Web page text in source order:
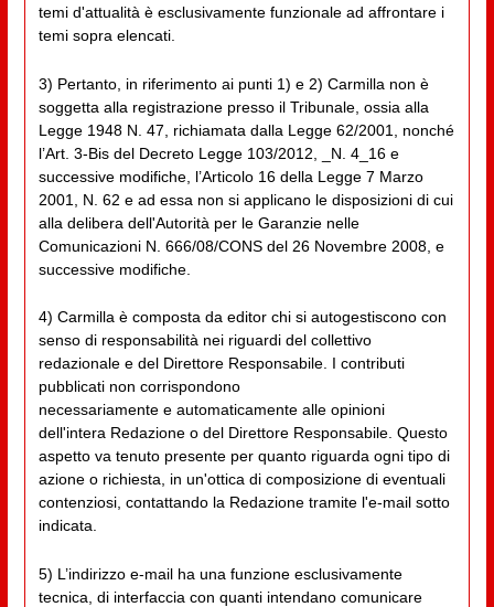
temi d'attualità è esclusivamente funzionale ad affrontare i
temi sopra elencati.
3) Pertanto, in riferimento ai punti 1) e 2) Carmilla non è
soggetta alla registrazione presso il Tribunale, ossia alla
Legge 1948 N. 47, richiamata dalla Legge 62/2001, nonché
l’Art. 3-Bis del Decreto Legge 103/2012, _N. 4_16 e
successive modifiche, l’Articolo 16 della Legge 7 Marzo
2001, N. 62 e ad essa non si applicano le disposizioni di cui
alla delibera dell'Autorità per le Garanzie nelle
Comunicazioni N. 666/08/CONS del 26 Novembre 2008, e
successive modifiche.
4) Carmilla è composta da editor chi si autogestiscono con
senso di responsabilità nei riguardi del collettivo
redazionale e del Direttore Responsabile. I contributi
pubblicati non corrispondono
necessariamente e automaticamente alle opinioni
dell'intera Redazione o del Direttore Responsabile. Questo
aspetto va tenuto presente per quanto riguarda ogni tipo di
azione o richiesta, in un'ottica di composizione di eventuali
contenziosi, contattando la Redazione tramite l'e-mail sotto
indicata.
5) L’indirizzo e-mail ha una funzione esclusivamente
tecnica, di interfaccia con quanti intendano comunicare